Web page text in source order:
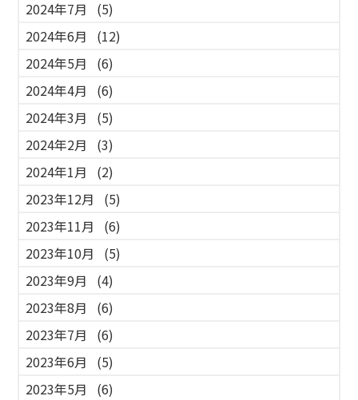
2024年7月
(5)
2024年6月
(12)
2024年5月
(6)
2024年4月
(6)
2024年3月
(5)
2024年2月
(3)
2024年1月
(2)
2023年12月
(5)
2023年11月
(6)
2023年10月
(5)
2023年9月
(4)
2023年8月
(6)
2023年7月
(6)
2023年6月
(5)
2023年5月
(6)